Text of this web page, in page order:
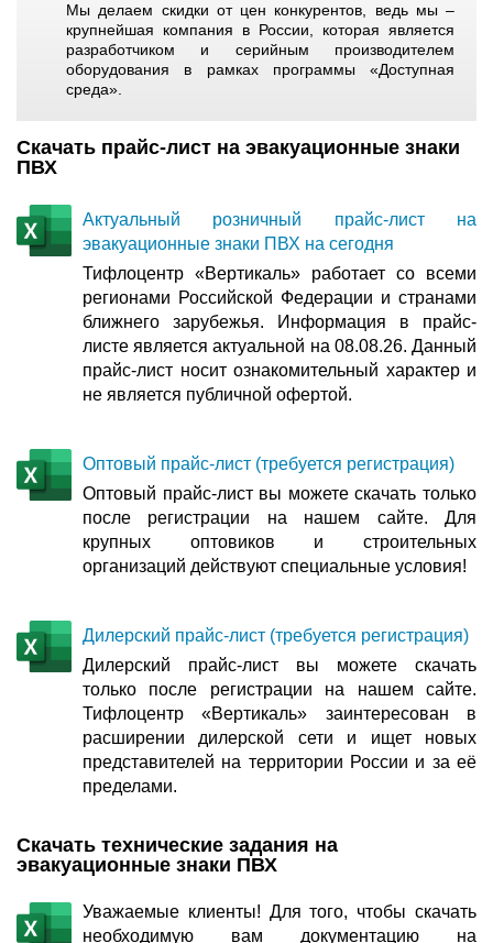
Мы делаем скидки от цен конкурентов, ведь мы –
крупнейшая компания в России, которая является
разработчиком и серийным производителем
оборудования в рамках программы «Доступная
среда».
Скачать прайс-лист на эвакуационные знаки
ПВХ
Актуальный розничный прайс-лист на
эвакуационные знаки ПВХ на сегодня
Тифлоцентр «Вертикаль» работает со всеми
регионами Российской Федерации и странами
ближнего зарубежья. Информация в прайс-
листе является актуальной на 08.08.26. Данный
прайс-лист носит ознакомительный характер и
не является публичной офертой.
Оптовый прайс-лист (требуется регистрация)
Оптовый прайс-лист вы можете скачать только
после регистрации на нашем сайте. Для
крупных оптовиков и строительных
организаций действуют специальные условия!
Дилерский прайс-лист (требуется регистрация)
Дилерский прайс-лист вы можете скачать
только после регистрации на нашем сайте.
Тифлоцентр «Вертикаль» заинтересован в
расширении дилерской сети и ищет новых
представителей на территории России и за её
пределами.
Скачать технические задания на
эвакуационные знаки ПВХ
Уважаемые клиенты! Для того, чтобы скачать
необходимую вам документацию на